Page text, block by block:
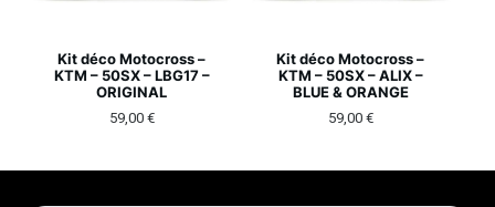
Kit déco Motocross –
KTM – 50SX – LBG17 –
ORIGINAL
59,00 €
Kit déco Motocross –
KTM – 50SX – ALIX –
BLUE & ORANGE
59,00 €